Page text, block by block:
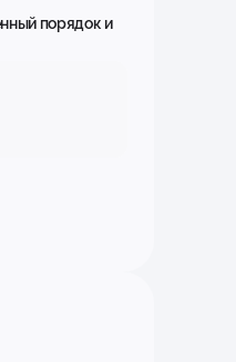
порядок и